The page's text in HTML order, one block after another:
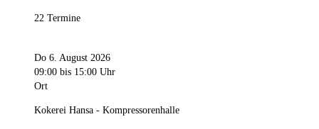
22 Termine
Do 6. August 2026
09:00 bis 15:00 Uhr
Ort
Kokerei Hansa - Kompressorenhalle